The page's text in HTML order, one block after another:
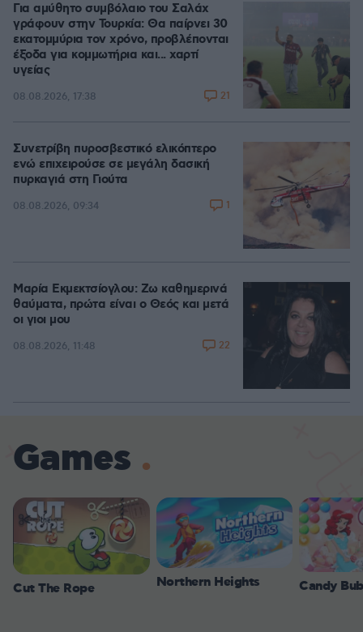
Για αμύθητο συμβόλαιο του Σαλάχ
γράφουν στην Τουρκία: Θα παίρνει 30
εκατομμύρια τον χρόνο, προβλέπονται
έξοδα για κομμωτήρια και... χαρτί
υγείας
08.08.2026, 17:38 21
Συνετρίβη πυροσβεστικό ελικόπτερο
ενώ επιχειρούσε σε μεγάλη δασική
πυρκαγιά στη Γιούτα
08.08.2026, 09:34 1
Μαρία Εκμεκτσίογλου: Ζω καθημερινά
θαύματα, πρώτα είναι ο Θεός και μετά
οι γιοι μου
08.08.2026, 11:48 22
Games
Cut The Rope Northern Heights Candy